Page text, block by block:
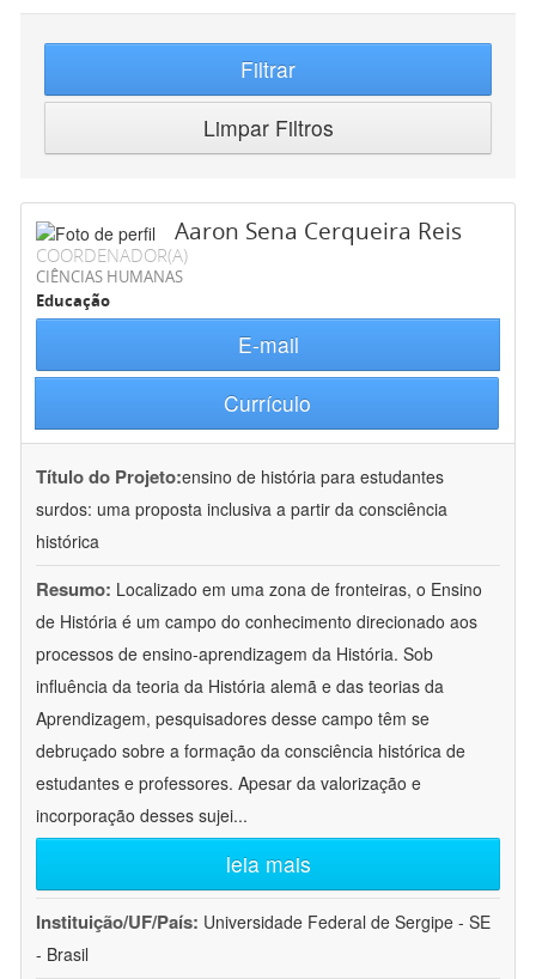
Filtrar
Limpar Filtros
Aaron Sena Cerqueira Reis
COORDENADOR(A)
CIÊNCIAS HUMANAS
Educação
E-mail
Currículo
Título do Projeto:ensino de história para estudantes
surdos: uma proposta inclusiva a partir da consciência
histórica
Resumo: Localizado em uma zona de fronteiras, o Ensino
de História é um campo do conhecimento direcionado aos
processos de ensino-aprendizagem da História. Sob
influência da teoria da História alemã e das teorias da
Aprendizagem, pesquisadores desse campo têm se
debruçado sobre a formação da consciência histórica de
estudantes e professores. Apesar da valorização e
incorporação desses sujei...
leia mais
Instituição/UF/País: Universidade Federal de Sergipe - SE
- Brasil